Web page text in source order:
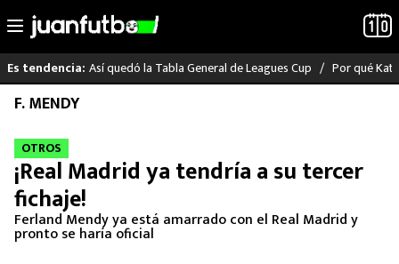
Saltar
contenido
Es tendencia: Así quedó la Tabla General de Leagues Cup Por qué
LO ÚLTIMO
LIGA MX
RAYADOS
PUMAS
F. MENDY
OTROS
¡Real Madrid ya tendría a su tercer
fichaje!
Ferland Mendy ya está amarrado con el Real Madrid y
pronto se haría oficial